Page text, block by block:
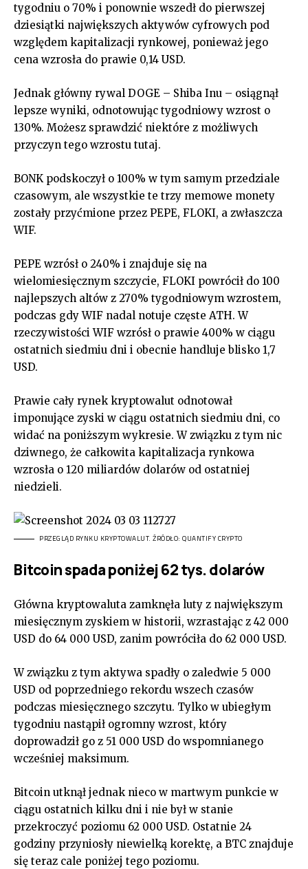
tygodniu o 70% i ponownie wszedł do pierwszej
dziesiątki największych aktywów cyfrowych pod
względem kapitalizacji rynkowej, ponieważ jego
cena wzrosła do prawie 0,14 USD.
Jednak główny rywal DOGE – Shiba Inu – osiągnął
lepsze wyniki, odnotowując tygodniowy wzrost o
130%. Możesz sprawdzić niektóre z możliwych
przyczyn tego wzrostu tutaj.
BONK podskoczył o 100% w tym samym przedziale
czasowym, ale wszystkie te trzy memowe monety
zostały przyćmione przez PEPE, FLOKI, a zwłaszcza
WIF.
PEPE wzrósł o 240% i znajduje się na
wielomiesięcznym szczycie, FLOKI powrócił do 100
najlepszych altów z 270% tygodniowym wzrostem,
podczas gdy WIF nadal notuje częste ATH. W
rzeczywistości WIF wzrósł o prawie 400% w ciągu
ostatnich siedmiu dni i obecnie handluje blisko 1,7
USD.
Prawie cały rynek kryptowalut odnotował
imponujące zyski w ciągu ostatnich siedmiu dni, co
widać na poniższym wykresie. W związku z tym nic
dziwnego, że całkowita kapitalizacja rynkowa
wzrosła o 120 miliardów dolarów od ostatniej
niedzieli.
PRZEGLĄD RYNKU KRYPTOWALUT. ŹRÓDŁO: QUANTIFY CRYPTO
Bitcoin spada poniżej 62 tys. dolarów
Główna kryptowaluta zamknęła luty z największym
miesięcznym zyskiem w historii, wzrastając z 42 000
USD do 64 000 USD, zanim powróciła do 62 000 USD.
W związku z tym aktywa spadły o zaledwie 5 000
USD od poprzedniego rekordu wszech czasów
podczas miesięcznego szczytu. Tylko w ubiegłym
tygodniu nastąpił ogromny wzrost, który
doprowadził go z 51 000 USD do wspomnianego
wcześniej maksimum.
Bitcoin utknął jednak nieco w martwym punkcie w
ciągu ostatnich kilku dni i nie był w stanie
przekroczyć poziomu 62 000 USD. Ostatnie 24
godziny przyniosły niewielką korektę, a BTC znajduje
się teraz cale poniżej tego poziomu.